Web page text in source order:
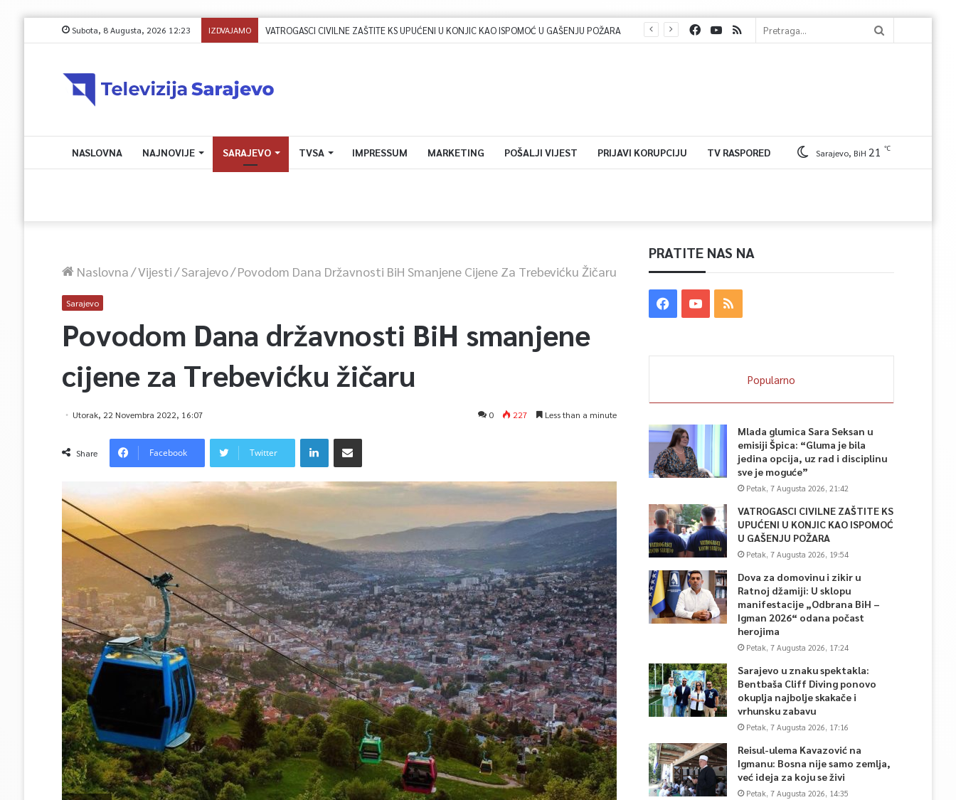
Subota, 8 Augusta, 2026 12:23 IZDVAJAMO VATROGASCI CIVILNE ZAŠTITE KS UPUĆENI U KONJIC KAO ISPOMOĆ U GAŠENJU POŽARA
NASLOVNA NAJNOVIJE SARAJEVO TVSA IMPRESSUM MARKETING POŠALJI VIJEST PRIJAVI KORUPCIJU TV RASPORED Sarajevo, BiH 21 ℃
Naslovna/Vijesti/Sarajevo/Povodom Dana Državnosti BiH Smanjene Cijene Za Trebevićku Žičaru
Sarajevo
Povodom Dana državnosti BiH smanjene
cijene za Trebevićku žičaru
Utorak, 22 Novembra 2022, 16:07 0 227 Less than a minute
Share Facebook Twitter
PRATITE NAS NA
Popularno
Mlada glumica Sara Seksan u
emisiji Špica: “Gluma je bila
jedina opcija, uz rad i disciplinu
sve je moguće”
Petak, 7 Augusta 2026, 21:42
VATROGASCI CIVILNE ZAŠTITE KS
UPUĆENI U KONJIC KAO ISPOMOĆ
U GAŠENJU POŽARA
Petak, 7 Augusta 2026, 19:54
Dova za domovinu i zikir u
Ratnoj džamiji: U sklopu
manifestacije „Odbrana BiH –
Igman 2026“ odana počast
herojima
Petak, 7 Augusta 2026, 17:24
Sarajevo u znaku spektakla:
Bentbaša Cliff Diving ponovo
okuplja najbolje skakače i
vrhunsku zabavu
Petak, 7 Augusta 2026, 17:16
Reisul-ulema Kavazović na
Igmanu: Bosna nije samo zemlja,
već ideja za koju se živi
Petak, 7 Augusta 2026, 14:35